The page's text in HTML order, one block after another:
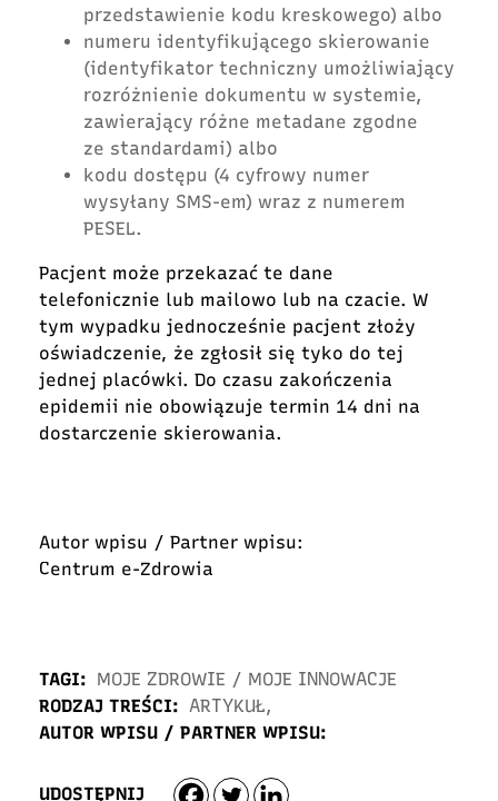
przedstawienie kodu kreskowego) albo
numeru identyfikującego skierowanie
(identyfikator techniczny umożliwiający
rozróżnienie dokumentu w systemie,
zawierający różne metadane zgodne
ze standardami) albo
kodu dostępu (4 cyfrowy numer
wysyłany SMS-em) wraz z numerem
PESEL.
Pacjent może przekazać te dane
telefonicznie lub mailowo lub na czacie. W
tym wypadku jednocześnie pacjent złoży
oświadczenie, że zgłosił się tyko do tej
jednej placówki. Do czasu zakończenia
epidemii nie obowiązuje termin 14 dni na
dostarczenie skierowania.
Autor wpisu / Partner wpisu:
Centrum e-Zdrowia
TAGI: MOJE ZDROWIE / MOJE INNOWACJE
RODZAJ TREŚCI: ARTYKUŁ,
AUTOR WPISU / PARTNER WPISU:
UDOSTĘPNIJ